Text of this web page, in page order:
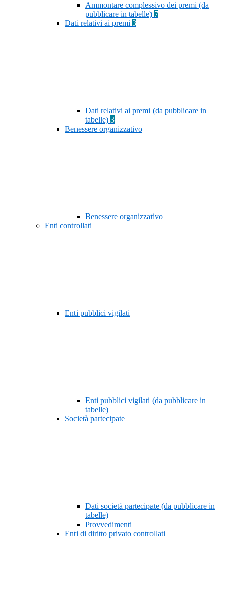
Ammontare complessivo dei premi (da
pubblicare in tabelle) 7
Dati relativi ai premi 3
Dati relativi ai premi (da pubblicare in
tabelle) 3
Benessere organizzativo
Benessere organizzativo
Enti controllati
Enti pubblici vigilati
Enti pubblici vigilati (da pubblicare in
tabelle)
Società partecipate
Dati società partecipate (da pubblicare in
tabelle)
Provvedimenti
Enti di diritto privato controllati